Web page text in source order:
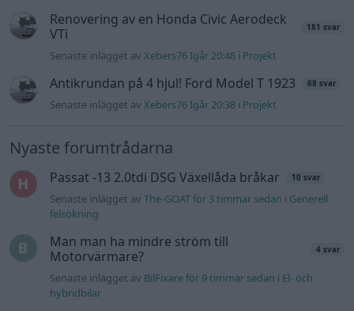
Renovering av en Honda Civic Aerodeck
VTi
181 svar
Senaste inlägget avXebers76 Igår 20:48 i Projekt
Antikrundan på 4 hjul! Ford Model T 1923 68 svar
Senaste inlägget avXebers76 Igår 20:38 i Projekt
Nyaste forumtrådarna
Passat -13 2.0tdi DSG Växellåda bråkar 10 svar
Senaste inlägget avThe-GOAT för 3 timmar sedan i Generell
felsökning
Man man ha mindre ström till
Motorvärmare?
4 svar
Senaste inlägget av BilFixare för 9 timmar sedan i El- och
hybridbilar